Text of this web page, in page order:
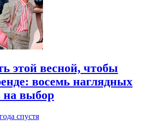
этой весной, чтобы
восемь наглядных
на выбор
спустя